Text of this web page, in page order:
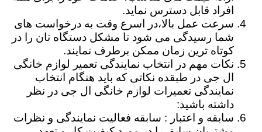
افراد قابل دسترس نماید.
سرعت عمل بالا،در اسرع وقت به درخواست های
شما رسیدگی می شود تا مشکل دستگاه تان را در
کوتاه ترین زمان ممکن برطرف نمایند.
نکات مهم در انتخاب نمایندگی تعمیر لوازم خانگی
ال جی در طبقده نکاتی که باید هنگام انتخاب
نمایندگی تعمیرات لوازم خانگی ال جی در نظر
داشته باشید:
سابقه و اعتبار : سابقه فعالیت نمایندگی و نظرات